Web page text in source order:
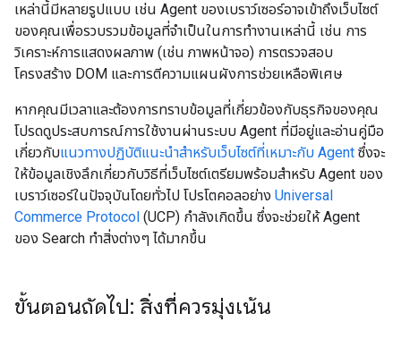
เหล่านี้มีหลายรูปแบบ เช่น Agent ของเบราว์เซอร์อาจเข้าถึงเว็บไซต์
ของคุณเพื่อรวบรวมข้อมูลที่จำเป็นในการทำงานเหล่านี้ เช่น การ
วิเคราะห์การแสดงผลภาพ (เช่น ภาพหน้าจอ) การตรวจสอบ
โครงสร้าง DOM และการตีความแผนผังการช่วยเหลือพิเศษ
หากคุณมีเวลาและต้องการทราบข้อมูลที่เกี่ยวข้องกับธุรกิจของคุณ
โปรดดูประสบการณ์การใช้งานผ่านระบบ Agent ที่มีอยู่และอ่านคู่มือ
เกี่ยวกับแนวทางปฏิบัติแนะนำสำหรับเว็บไซต์ที่เหมาะกับ Agent ซึ่งจะ
ให้ข้อมูลเชิงลึกเกี่ยวกับวิธีที่เว็บไซต์เตรียมพร้อมสำหรับ Agent ของ
เบราว์เซอร์ในปัจจุบันโดยทั่วไป โปรโตคอลอย่าง Universal
Commerce Protocol (UCP) กำลังเกิดขึ้น ซึ่งจะช่วยให้ Agent
ของ Search ทำสิ่งต่างๆ ได้มากขึ้น
ขั้นตอนถัดไป: สิ่งที่ควรมุ่งเน้น